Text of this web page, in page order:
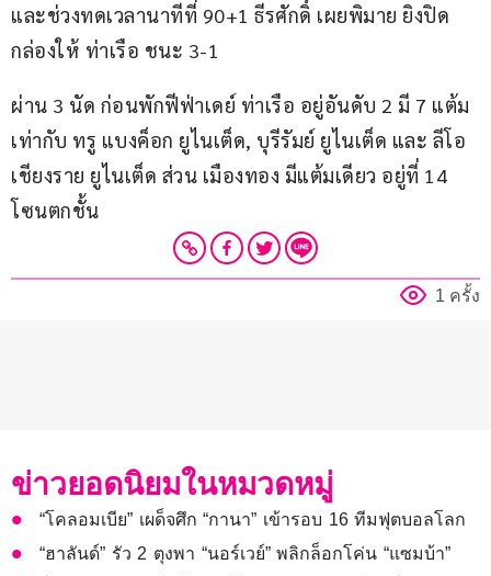
และช่วงทดเวลานาทีที่ 90+1 ธีรศักดิ์ เผยพิมาย ยิงปิด
กล่องให้ ท่าเรือ ชนะ 3-1
ผ่าน 3 นัด ก่อนพักฟีฟ่าเดย์ ท่าเรือ อยู่อันดับ 2 มี 7 แต้ม
เท่ากับ ทรู แบงค็อก ยูไนเต็ด, บุรีรัมย์ ยูไนเต็ด และ ลีโอ
เชียงราย ยูไนเต็ด ส่วน เมืองทอง มีแต้มเดียว อยู่ที่ 14
โซนตกชั้น
1 ครั้ง
ข่าวยอดนิยมในหมวดหมู่
“โคลอมเบีย” เผด็จศึก “กานา” เข้ารอบ 16 ทีมฟุตบอลโลก
“ฮาลันด์” รัว 2 ตุงพา “นอร์เวย์” พลิกล็อกโค่น “แซมบ้า”